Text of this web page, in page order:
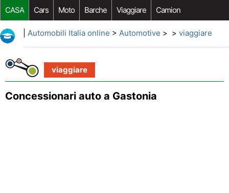
CASA Cars Moto Barche Viaggiare Camion
Riparazione Auto Acquisto Auto Car Opzioni Aftermarket
Automobili Italia online > Automotive > > viaggiare
viaggiare
Concessionari auto a Gastonia